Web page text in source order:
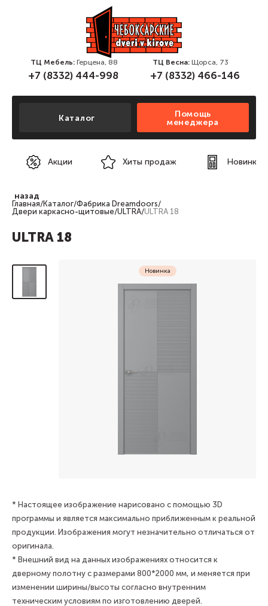
ТЦ Мебель: Герцена, 88
+7 (8332) 444-998
ТЦ Весна: Щорса, 73
+7 (8332) 466-146
Каталог
Помощь
менеджера
Акции Хиты продаж Новинки
назад
Главная/Каталог/Фабрика Dreamdoors/
Двери каркасно-щитовые/ULTRA/ULTRA 18
ULTRA 18
Новинка
* Настоящее изображение нарисовано с помощью 3D
программы и является максимально приближенным к реальной
продукции. Изображения могут незначительно отличаться от
оригинала.
* Внешний вид на данных изображениях относится к
дверному полотну с размерами 800*2000 мм, и меняется при
изменении ширины/высоты согласно внутренним
техническим условиям по изготовлению дверей.